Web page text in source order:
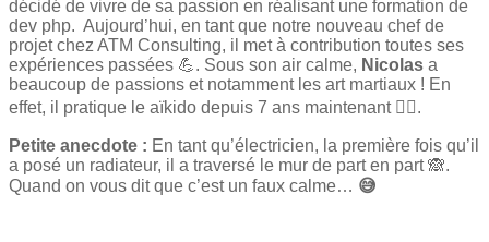
décidé de vivre de sa passion en réalisant une formation de
dev php. Aujourd’hui, en tant que notre nouveau chef de
projet chez ATM Consulting, il met à contribution toutes ses
expériences passées 💪. Sous son air calme, Nicolas a
beaucoup de passions et notamment les art martiaux ! En
effet, il pratique le aïkido depuis 7 ans maintenant 🙅‍♂️.
Petite anecdote : En tant qu’électricien, la première fois qu’il
a posé un radiateur, il a traversé le mur de part en part 🙈.
Quand on vous dit que c’est un faux calme… 😅